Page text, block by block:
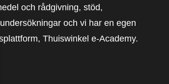
och rådgivning, stöd,
och vi har en egen
Thuiswinkel e-Academy.